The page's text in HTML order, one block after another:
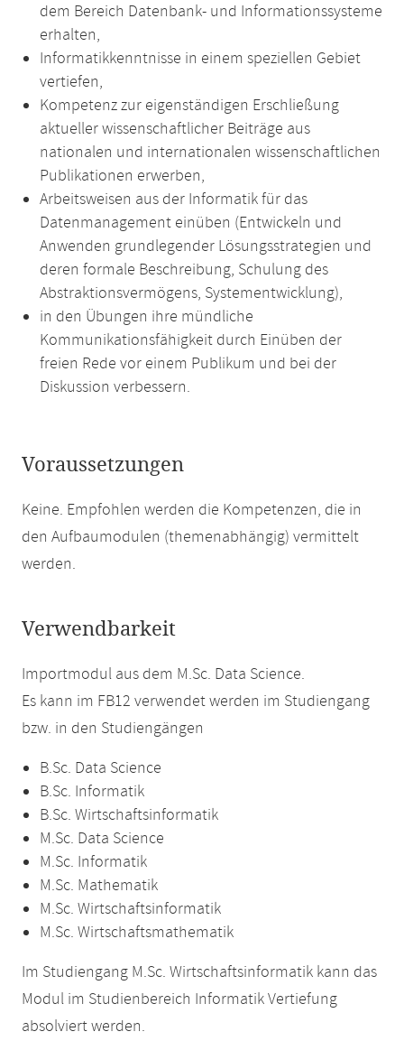
dem Bereich Datenbank- und Informationssysteme
erhalten,
Informatikkenntnisse in einem speziellen Gebiet
vertiefen,
Kompetenz zur eigenständigen Erschließung
aktueller wissenschaftlicher Beiträge aus
nationalen und internationalen wissenschaftlichen
Publikationen erwerben,
Arbeitsweisen aus der Informatik für das
Datenmanagement einüben (Entwickeln und
Anwenden grundlegender Lösungsstrategien und
deren formale Beschreibung, Schulung des
Abstraktionsvermögens, Systementwicklung),
in den Übungen ihre mündliche
Kommunikationsfähigkeit durch Einüben der
freien Rede vor einem Publikum und bei der
Diskussion verbessern.
Voraussetzungen
Keine. Empfohlen werden die Kompetenzen, die in
den Aufbaumodulen (themenabhängig) vermittelt
werden.
Verwendbarkeit
Importmodul aus dem M.Sc. Data Science.
Es kann im FB12 verwendet werden im Studiengang
bzw. in den Studiengängen
B.Sc. Data Science
B.Sc. Informatik
B.Sc. Wirtschaftsinformatik
M.Sc. Data Science
M.Sc. Informatik
M.Sc. Mathematik
M.Sc. Wirtschaftsinformatik
M.Sc. Wirtschaftsmathematik
Im Studiengang M.Sc. Wirtschaftsinformatik kann das
Modul im Studienbereich Informatik Vertiefung
absolviert werden.